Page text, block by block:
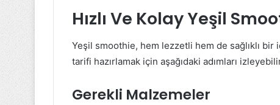
Hızlı Ve Kolay Yeşil
Yeşil smoothie, hem lezzetli hem de sağlıklı
tarifi hazırlamak için aşağıdaki adımları
Gerekli Malzemeler